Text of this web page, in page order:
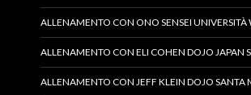
ALLENAMENTO CON ONO SENSEI UNIVERSITÀ
ALLENAMENTO CON ELI COHEN DOJO JAPAN
ALLENAMENTO CON JEFF KLEIN DOJO